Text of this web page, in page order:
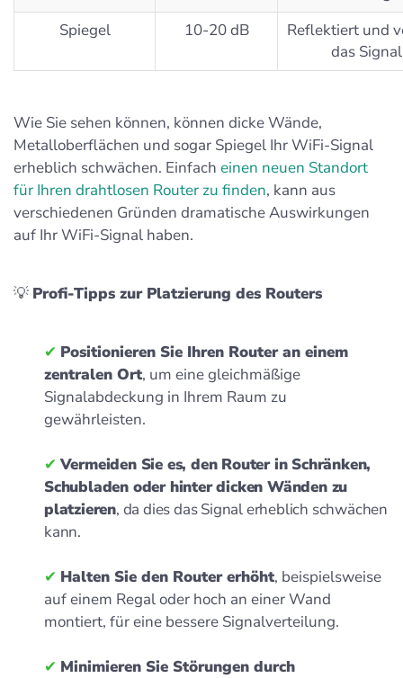
Spiegel
10-20 dB
Reflektiert und
das Signal
Wie Sie sehen können, können dicke Wände,
Metalloberflächen und sogar Spiegel Ihr WiFi-Signal
erheblich schwächen. Einfach einen neuen Standort
für Ihren drahtlosen Router zu finden, kann aus
verschiedenen Gründen dramatische Auswirkungen
auf Ihr WiFi-Signal haben.
💡 Profi-Tipps zur Platzierung des Routers
✔ Positionieren Sie Ihren Router an einem
zentralen Ort, um eine gleichmäßige
Signalabdeckung in Ihrem Raum zu
gewährleisten.
✔ Vermeiden Sie es, den Router in Schränken,
Schubladen oder hinter dicken Wänden zu
platzieren, da dies das Signal erheblich schwächen
kann.
✔ Halten Sie den Router erhöht, beispielsweise
auf einem Regal oder hoch an einer Wand
montiert, für eine bessere Signalverteilung.
✔ Minimieren Sie Störungen durch